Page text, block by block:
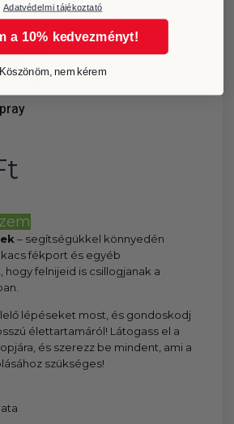
– segítségükkel könnyedén
fékport és egyéb
felnijeid is csillogjanak a
lépéseket most, és gondoskodj
élettartamáról! Látogass el a
és szerezz be mindent, ami a
szükséges!
Adatvédelmi tájékoztató
a 10% kedvezményt!
Köszönöm, nem kérem